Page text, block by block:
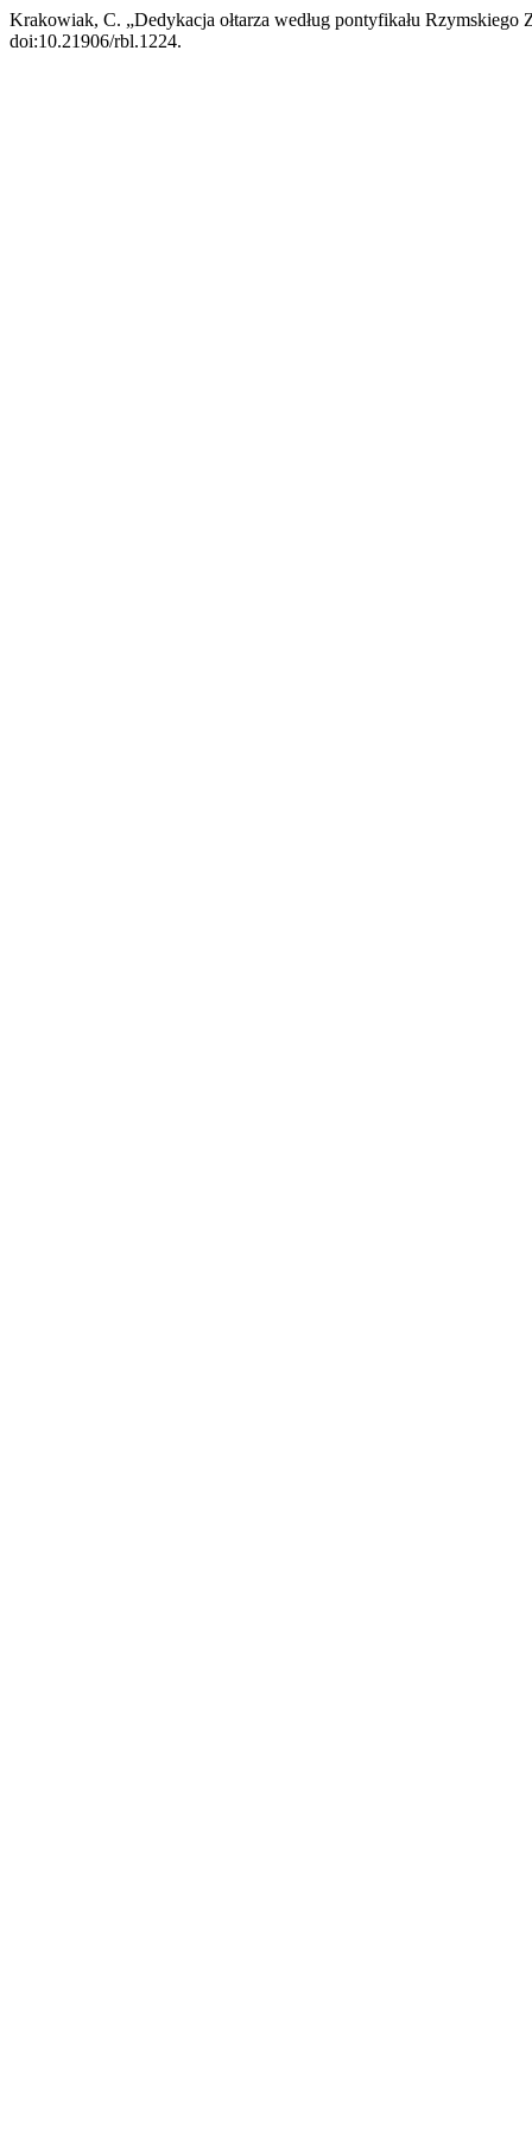
Krakowiak, C. „Dedykacja ołtarza według pontyfikału Rzymskiego
doi:10.21906/rbl.1224.